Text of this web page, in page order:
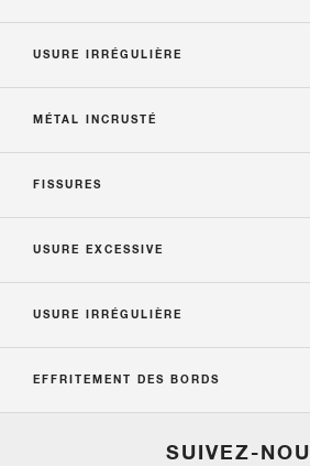
USURE IRRÉGULIÈRE
MÉTAL INCRUSTÉ
FISSURES
USURE EXCESSIVE
USURE IRRÉGULIÈRE
EFFRITEMENT DES BORDS
SUIVEZ-